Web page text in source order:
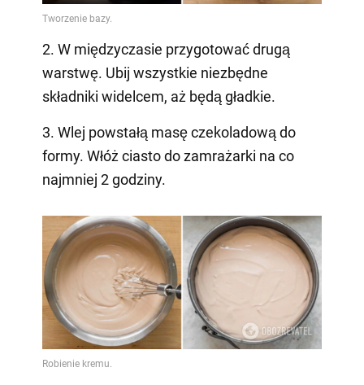
2. W międzyczasie przygotować drugą
warstwę. Ubij wszystkie niezbędne
składniki widelcem, aż będą gładkie.
3. Wlej powstałą masę czekoladową do
formy. Włóż ciasto do zamrażarki na co
najmniej 2 godziny.